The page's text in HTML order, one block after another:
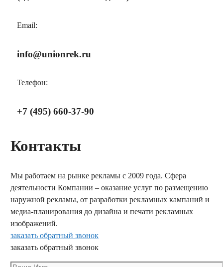
Email:
info@unionrek.ru
Телефон:
+7 (495) 660-37-90
Контакты
Мы работаем на рынке рекламы с 2009 года. Сфера
деятельности Компании – оказание услуг по размещению
наружной рекламы, от разработки рекламных кампаний и
медиа-планирования до дизайна и печати рекламных
изображений.
заказать обратный звонок
заказать обратный звонок